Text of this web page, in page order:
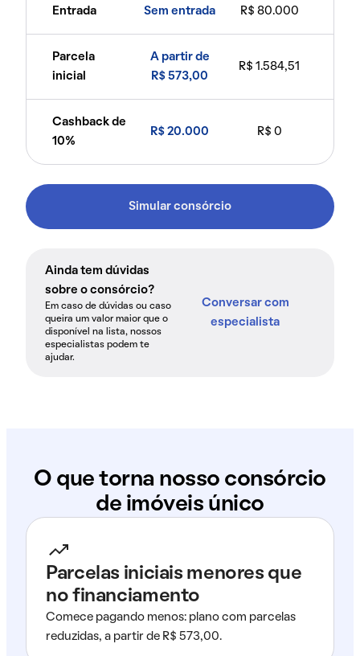
Entrada Sem entrada R$ 80.000
Parcela
inicial
A partir de
R$ 573,00
R$ 1.584,51
Cashback de
10%
R$ 20.000 R$ 0
Simular consórcio
Ainda tem dúvidas
sobre o consórcio?
Em caso de dúvidas ou caso
queira um valor maior que o
disponível na lista, nossos
especialistas podem te
ajudar.
Conversar com
especialista
O que torna nosso consórcio
de imóveis único
Parcelas iniciais menores que
no financiamento
Comece pagando menos: plano com parcelas
reduzidas, a partir de R$ 573,00.